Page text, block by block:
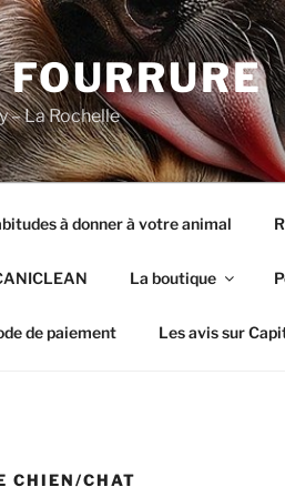
– La Rochelle
à donner à votre animal
La boutique
de paiement Les avis sur
CHIEN/CHAT